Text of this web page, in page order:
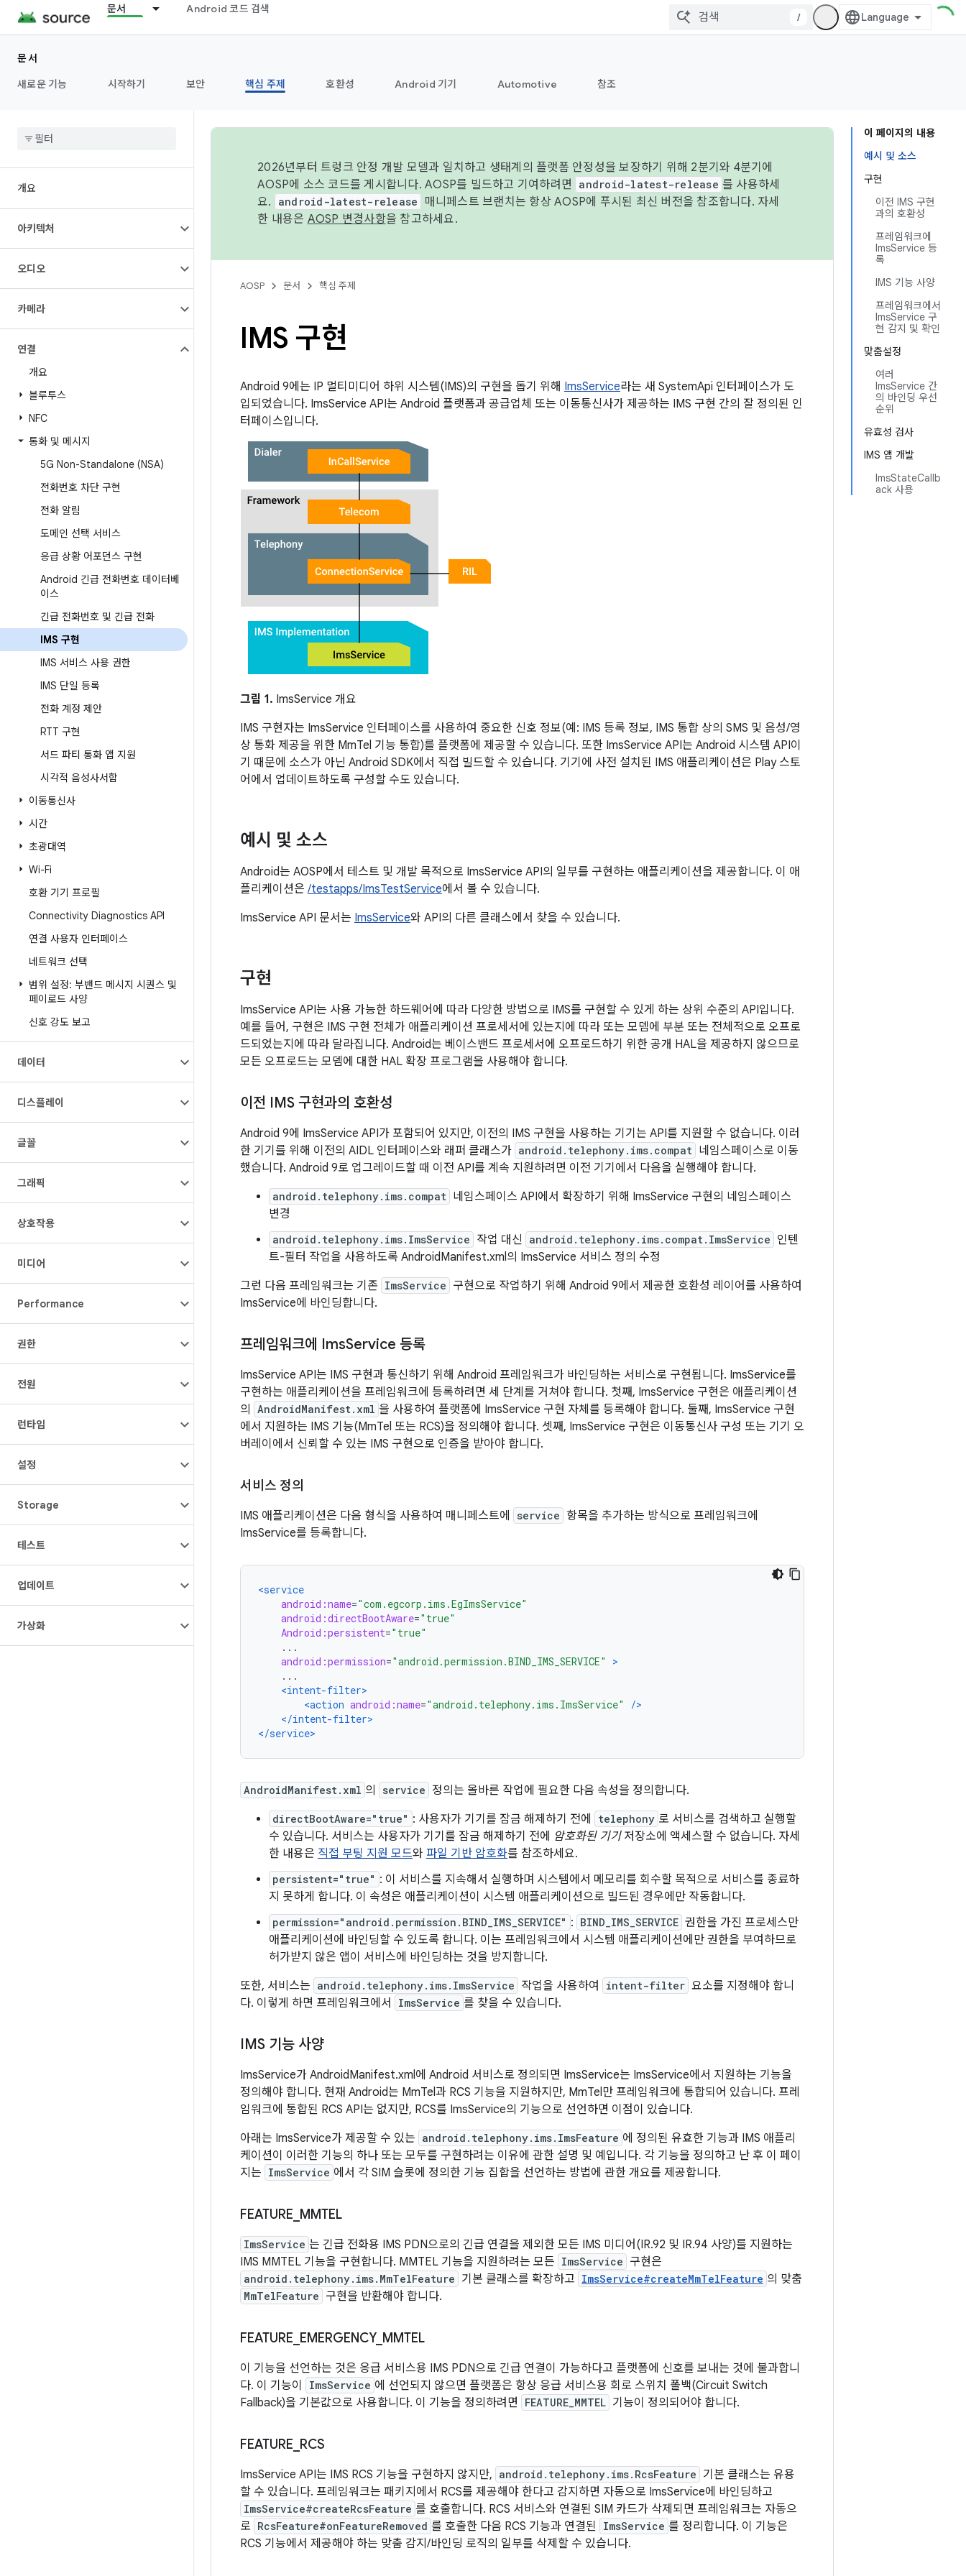
문서 Android 코드 검색
/
문서
새로운 기능
시작하기 보안 핵심 주제 호환성 Android 기기 Automotive 참조
개요
아키텍처
오디오
카메라
연결
개요
블루투스
NFC
통화 및 메시지
5G Non-Standalone (NSA)
전화번호 차단 구현
전화 알림
도메인 선택 서비스
응급 상황 어포던스 구현
Android 긴급 전화번호 데이터베
이스
긴급 전화번호 및 긴급 전화
IMS 구현
IMS 서비스 사용 권한
IMS 단일 등록
전화 계정 제안
RTT 구현
서드 파티 통화 앱 지원
시각적 음성사서함
이동통신사
시간
초광대역
Wi-Fi
호환 기기 프로필
Connectivity Diagnostics API
연결 사용자 인터페이스
네트워크 선택
범위 설정: 부밴드 메시지 시퀀스 및
페이로드 사양
신호 강도 보고
데이터
디스플레이
글꼴
그래픽
상호작용
미디어
Performance
권한
전원
런타임
설정
Storage
테스트
업데이트
가상화
이 페이지의 내용
예시 및 소스
구현
이전 IMS 구현
과의 호환성
프레임워크에
ImsService 등
록
IMS 기능 사양
프레임워크에서
ImsService 구
현 감지 및 확인
맞춤설정
여러
ImsService 간
의 바인딩 우선
순위
유효성 검사
IMS 앱 개발
ImsStateCallb
ack 사용
2026년부터 트렁크 안정 개발 모델과 일치하고 생태계의 플랫폼 안정성을 보장하기 위해 2분기와 4분기에
AOSP에 소스 코드를 게시합니다. AOSP를 빌드하고 기여하려면
android-latest-release 를 사용하세
요.
android-latest-release
매니페스트 브랜치는 항상 AOSP에 푸시된 최신 버전을 참조합니다. 자세
한 내용은 AOSP 변경사항을 참고하세요.
AOSP 문서 핵심 주제
IMS 구현
Android 9에는 IP 멀티미디어 하위 시스템(IMS)의 구현을 돕기 위해 ImsService라는 새 SystemApi 인터페이스가 도
입되었습니다. ImsService API는 Android 플랫폼과 공급업체 또는 이동통신사가 제공하는 IMS 구현 간의 잘 정의된 인
터페이스입니다.
그림 1. ImsService 개요
IMS 구현자는 ImsService 인터페이스를 사용하여 중요한 신호 정보(예: IMS 등록 정보, IMS 통합 상의 SMS 및 음성/영
상 통화 제공을 위한 MmTel 기능 통합)를 플랫폼에 제공할 수 있습니다. 또한 ImsService API는 Android 시스템 API이
기 때문에 소스가 아닌 Android SDK에서 직접 빌드할 수 있습니다. 기기에 사전 설치된 IMS 애플리케이션은 Play 스토
어에서 업데이트하도록 구성할 수도 있습니다.
예시 및 소스
Android는 AOSP에서 테스트 및 개발 목적으로 ImsService API의 일부를 구현하는 애플리케이션을 제공합니다. 이 애
플리케이션은 /testapps/ImsTestService에서 볼 수 있습니다.
ImsService API 문서는 ImsService와 API의 다른 클래스에서 찾을 수 있습니다.
구현
ImsService API는 사용 가능한 하드웨어에 따라 다양한 방법으로 IMS를 구현할 수 있게 하는 상위 수준의 API입니다.
예를 들어, 구현은 IMS 구현 전체가 애플리케이션 프로세서에 있는지에 따라 또는 모뎀에 부분 또는 전체적으로 오프로
드되었는지에 따라 달라집니다. Android는 베이스밴드 프로세서에 오프로드하기 위한 공개 HAL을 제공하지 않으므로
모든 오프로드는 모뎀에 대한 HAL 확장 프로그램을 사용해야 합니다.
이전 IMS 구현과의 호환성
Android 9에 ImsService API가 포함되어 있지만, 이전의 IMS 구현을 사용하는 기기는 API를 지원할 수 없습니다. 이러
한 기기를 위해 이전의 AIDL 인터페이스와 래퍼 클래스가 android.telephony.ims.compat 네임스페이스로 이동
했습니다. Android 9로 업그레이드할 때 이전 API를 계속 지원하려면 이전 기기에서 다음을 실행해야 합니다.
android.telephony.ims.compat 네임스페이스 API에서 확장하기 위해 ImsService 구현의 네임스페이스
변경
android.telephony.ims.ImsService 작업 대신 android.telephony.ims.compat.ImsService 인텐
트-필터 작업을 사용하도록 AndroidManifest.xml의 ImsService 서비스 정의 수정
그런 다음 프레임워크는 기존 ImsService 구현으로 작업하기 위해 Android 9에서 제공한 호환성 레이어를 사용하여
ImsService에 바인딩합니다.
프레임워크에 ImsService 등록
ImsService API는 IMS 구현과 통신하기 위해 Android 프레임워크가 바인딩하는 서비스로 구현됩니다. ImsService를
구현하는 애플리케이션을 프레임워크에 등록하려면 세 단계를 거쳐야 합니다. 첫째, ImsService 구현은 애플리케이션
의
AndroidManifest.xml 을 사용하여 플랫폼에 ImsService 구현 자체를 등록해야 합니다. 둘째, ImsService 구현
에서 지원하는 IMS 기능(MmTel 또는 RCS)을 정의해야 합니다. 셋째, ImsService 구현은 이동통신사 구성 또는 기기 오
버레이에서 신뢰할 수 있는 IMS 구현으로 인증을 받아야 합니다.
서비스 정의
IMS 애플리케이션은 다음 형식을 사용하여 매니페스트에 service 항목을 추가하는 방식으로 프레임워크에
ImsService를 등록합니다.
<service
android:name="com.egcorp.ims.EgImsService"
android:directBootAware="true"
Android:persistent="true"
...
android:permission="android.permission.BIND_IMS_SERVICE"
>
...
<intent-filter>
<action android:name="android.telephony.ims.ImsService"
/>
</intent-filter>
</service>
AndroidManifest.xml 의 service 정의는 올바른 작업에 필요한 다음 속성을 정의합니다.
directBootAware="true" : 사용자가 기기를 잠금 해제하기 전에 telephony 로 서비스를 검색하고 실행할
수 있습니다. 서비스는 사용자가 기기를 잠금 해제하기 전에 암호화된 기기저장소에 액세스할 수 없습니다. 자세
한 내용은 직접 부팅 지원 모드와 파일 기반 암호화를 참조하세요.
persistent="true" : 이 서비스를 지속해서 실행하며 시스템에서 메모리를 회수할 목적으로 서비스를 종료하
지 못하게 합니다. 이 속성은 애플리케이션이 시스템 애플리케이션으로 빌드된 경우에만 작동합니다.
permission="android.permission.BIND_IMS_SERVICE" : BIND_IMS_SERVICE 권한을 가진 프로세스만
애플리케이션에 바인딩할 수 있도록 합니다. 이는 프레임워크에서 시스템 애플리케이션에만 권한을 부여하므로
허가받지 않은 앱이 서비스에 바인딩하는 것을 방지합니다.
또한, 서비스는 android.telephony.ims.ImsService 작업을 사용하여 intent-filter 요소를 지정해야 합니
다. 이렇게 하면 프레임워크에서
ImsService 를 찾을 수 있습니다.
IMS 기능 사양
ImsService가 AndroidManifest.xml에 Android 서비스로 정의되면 ImsService는 ImsService에서 지원하는 기능을
정의해야 합니다. 현재 Android는 MmTel과 RCS 기능을 지원하지만, MmTel만 프레임워크에 통합되어 있습니다. 프레
임워크에 통합된 RCS API는 없지만, RCS를 ImsService의 기능으로 선언하면 이점이 있습니다.
아래는 ImsService가 제공할 수 있는 android.telephony.ims.ImsFeature 에 정의된 유효한 기능과 IMS 애플리
케이션이 이러한 기능의 하나 또는 모두를 구현하려는 이유에 관한 설명 및 예입니다. 각 기능을 정의하고 난 후 이 페이
지는 ImsService 에서 각 SIM 슬롯에 정의한 기능 집합을 선언하는 방법에 관한 개요를 제공합니다.
FEATURE MMTEL
ImsService 는 긴급 전화용 IMS PDN으로의 긴급 연결을 제외한 모든 IMS 미디어(IR.92 및 IR.94 사양)를 지원하는
IMS MMTEL 기능을 구현합니다. MMTEL 기능을 지원하려는 모든 ImsService 구현은
android.telephony.ims.MmTelFeature 기본 클래스를 확장하고 ImsService#createMmTelFeature 의 맞춤
MmTelFeature 구현을 반환해야 합니다.
FEATURE EMERGENCY_ MMTEL
이 기능을 선언하는 것은 응급 서비스용 IMS PDN으로 긴급 연결이 가능하다고 플랫폼에 신호를 보내는 것에 불과합니
다. 이 기능이
ImsService 에 선언되지 않으면 플랫폼은 항상 응급 서비스용 회로 스위치 폴백(Circuit Switch
Fallback)을 기본값으로 사용합니다. 이 기능을 정의하려면
FEATURE_MMTEL 기능이 정의되어야 합니다.
FEATURE RCS
ImsService API는 IMS RCS 기능을 구현하지 않지만, android.telephony.ims.RcsFeature 기본 클래스는 유용
할 수 있습니다. 프레임워크는 패키지에서 RCS를 제공해야 한다고 감지하면 자동으로 ImsService에 바인딩하고
ImsService#createRcsFeature 를 호출합니다. RCS 서비스와 연결된 SIM 카드가 삭제되면 프레임워크는 자동으
로 RcsFeature#onFeatureRemoved 를 호출한 다음 RCS 기능과 연결된 ImsService 를 정리합니다. 이 기능은
RCS 기능에서 제공해야 하는 맞춤 감지/바인딩 로직의 일부를 삭제할 수 있습니다.